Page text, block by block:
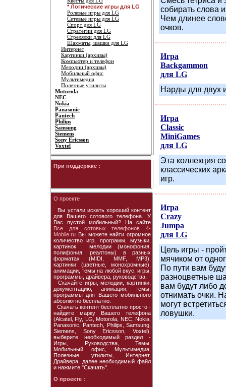
* Логические игры для LG
Ролевые игры для LG
Сетевые игры для LG
Спорт для LG
Стратегии для LG
Стрелялки для LG
Шахматы, шашки для LG
Интернет
Картинки (архивы)
Компьютер и телефон
Мелодии (архивы)
Мобильный офис
Мультимедиа
Полезные утилиты
Motorola
NEC
Nokia
Panasonic
Pantech
Philips
Samsung
Siemens
Sony Ericsson
Voxtel
При поддержке :
О проекте :
Вы устали искать хороший контент
для Вашего сотового телефона. У
Вас пустой мобильный? На сайте
Все для сотовых телефонов 4-
Mobile.ru Вы можете найти огромное
количество игр, программ, музыки,
картинок : мелодии (монофония,
полифония, реалтоны) в разных
форматах (MIDI, MMF, MP3),
картинки (цветные, монохромные),
анимации, темы на любой вкус, игры,
программы, драйвера, руководства.
Скачайте игры, мелодии, картинки,
документацию, анимации, темы,
программы для Вашего мобильного
абсолютно бесплатно.
Скачать контент бесплатно просто -
найдите марку Вашего телефона
(Alcatel, Fly, LG, Motorola, NEC, Nokia,
Panasonic, Pantech, Philips, Samsung,
Siemens, Sony Ericsson, Voxtel),
выберите необходимый раздел -
Игры, Руководства, Темы,
Мобильный офис, Мультимедиа,
Полезные утилиты, Интернет,
Драйвера, далее необходимый файл
и нажмите "Скачать".
О проекте :
собирать слова
Чем длинее
очков.
Игра
Backgammon
для LG
Нарды для двух
Игра
Classic
MiniGames
для LG
Эта коллекция
классических
игр.
Игра
Crazy
Jumpa
для LG
Цель игры -
мячиком от
По пути вам
разноцветные
вам будут либо
отнимать очки.
могут
ловушки.